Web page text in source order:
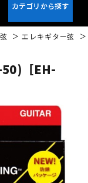
コギ/エレアコ
弦 エレキギター弦
［EH-